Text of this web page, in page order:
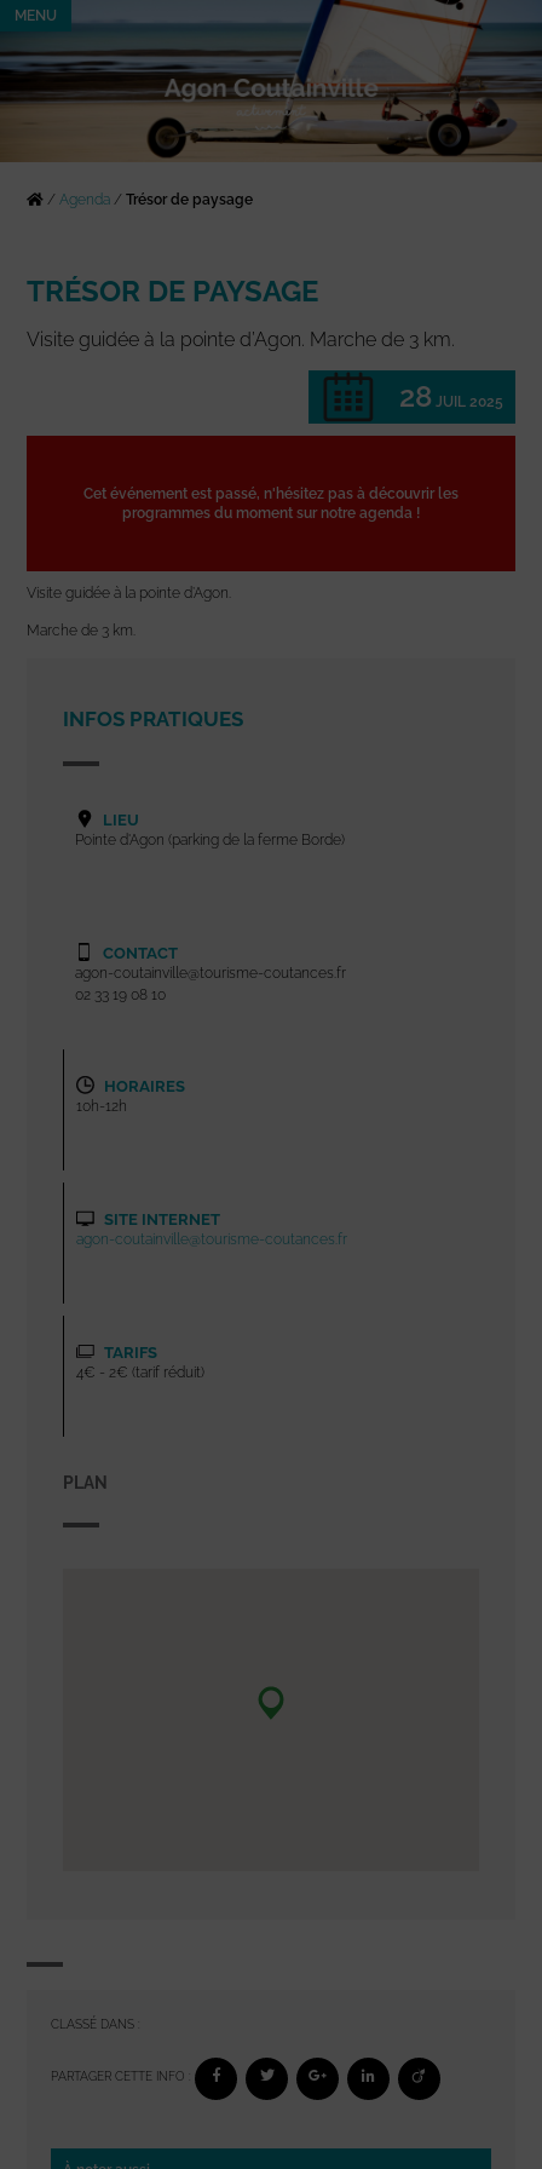
MENU
/Agenda /Trésor de paysage
TRÉSOR DE PAYSAGE
Visite guidée à la pointe d’Agon. Marche de 3 km.
28 JUIL 2025
Cet événement est passé, n'hésitez pas à découvrir les
programmes du moment sur notre agenda !
Visite guidée à la pointe d’Agon.
Marche de 3 km.
INFOS PRATIQUES
LIEU
Pointe d'Agon (parking de la ferme Borde)
CONTACT
agon-coutainville@tourisme-coutances.fr
02 33 19 08 10
HORAIRES
10h-12h
SITE INTERNET
agon-coutainville@tourisme-coutances.fr
TARIFS
4€ - 2€ (tarif réduit)
PLAN
CLASSÉ DANS :
PARTAGER CETTE INFO :